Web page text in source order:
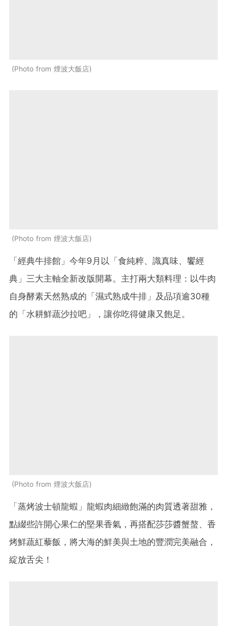
Photo from 煙波大飯店
Photo from 煙波大飯店
「經典牛排館」今年9月以「食純粹、識真味、饗經
典」三大主軸全新改版開幕。主打兩大類料理：以牛肉
自身酵素天然熟成的「濕式熟成牛排」及品項逾30種
的「水耕鮮蔬沙拉吧」，讓你吃得健康又飽足。
Photo from 煙波大飯店
「蒸烤波士頓龍蝦」 龍蝦肉細緻飽滿的肉質透著甜雅，
點綴些許開心果仁的堅果香氣，再搭配莎莎醬蟹螯、香
烤鮮蔬紅藜飯，將大海的鮮美與土地的豐潤完美融合，
綻放舌尖！